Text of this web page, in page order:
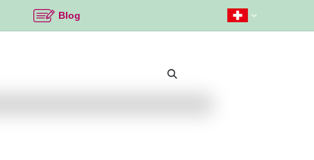
Blog